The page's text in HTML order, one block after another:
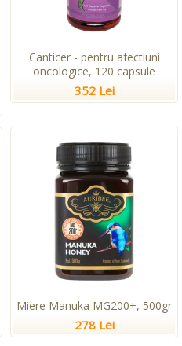
Canticer - pentru afectiuni
oncologice, 120 capsule
352 Lei
Miere Manuka MG200+, 500gr
278 Lei